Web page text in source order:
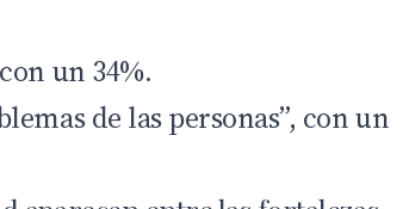
un 34%.
de las personas”, con un